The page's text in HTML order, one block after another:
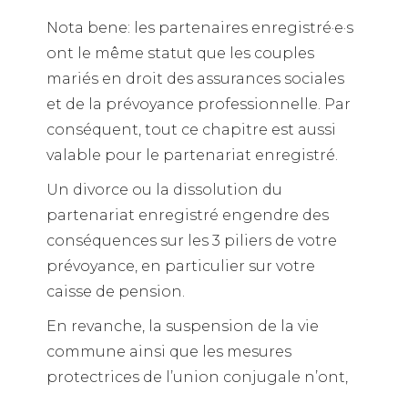
Nota bene: les partenaires enregistré·e·s
ont le même statut que les couples
mariés en droit des assurances sociales
et de la prévoyance professionnelle. Par
conséquent, tout ce chapitre est aussi
valable pour le partenariat enregistré.
Un divorce ou la dissolution du
partenariat enregistré engendre des
conséquences sur les 3 piliers de votre
prévoyance, en particulier sur votre
caisse de pension.
En revanche, la suspension de la vie
commune ainsi que les mesures
protectrices de l’union conjugale n’ont,